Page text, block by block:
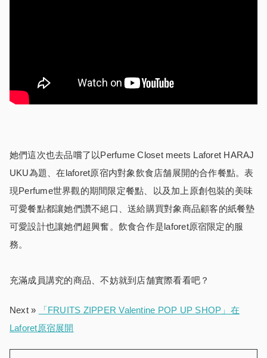
她們這次也去品嚐了以Perfume Closet meets Laforet HARAJ
UKU為題、在laforet原宿内對象飲食店舗展開的合作餐點。表
現Perfume世界觀的期間限定餐點、以及加上原創包裝的美味
可愛餐點都讓她們讚不絕口、送給購買對象商品顧客的紙餐墊
可愛設計也讓她們超興奮。飲食合作是laforet原宿限定的服
務。
充滿成員講究的商品、不妨就到店舗實際看看吧？
Next »
「FRUITS ZIPPER Valentine POP UP SHOP」在
Laforet原宿展開